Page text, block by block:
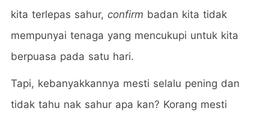
kita terlepas sahur, confirm badan kita tidak
mempunyai tenaga yang mencukupi untuk kita
berpuasa pada satu hari.
Tapi, kebanyakkannya mesti selalu pening dan
tidak tahu nak sahur apa kan? Korang mesti